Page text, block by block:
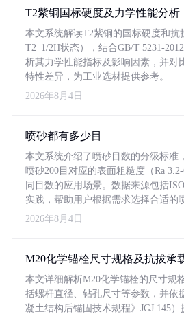
T2紫铜国标硬度及力学性能分析
本文系统解读T2紫铜的国标硬度和抗
T2_1/2H状态），结合GB/T 5231-
析其力学性能指标及影响因素，并对
特性差异，为工业选材提供参考。
2026年8月4日
喷砂都有多少目
本文系统介绍了喷砂目数的分级标准
喷砂200目对应的表面粗糙度（Ra
同目数的应用场景。数据来源包括
实践，帮助用户根据需求选择合适的
2026年8月4日
M20化学锚栓尺寸规格及抗拔承
本文详细解析M20化学锚栓的尺寸规
括螺杆直径、钻孔尺寸等参数，并依
凝土结构后锚固技术规程》JGJ 145